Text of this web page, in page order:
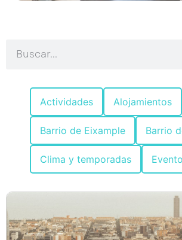
Actividades Alojamientos
Barrio de Eixample Barrio
Clima y temporadas